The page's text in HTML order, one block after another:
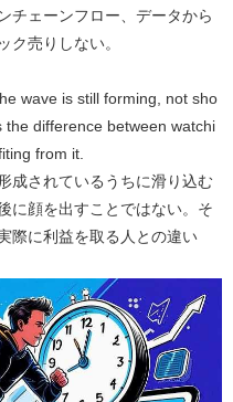
チェーンフロー、データから
ク売りしない。
wave is still forming, not sho
the difference between watchi
from it.
成されているうちに滑り込む
に顔を出すことではない。そ
際に利益を取る人との違い